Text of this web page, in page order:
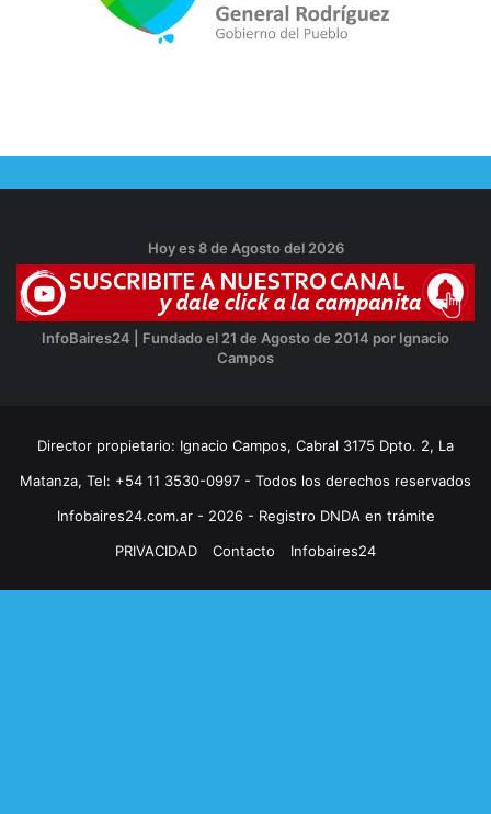
Hoy es 8 de Agosto del 2026
InfoBaires24 | Fundado el 21 de Agosto de 2014 por Ignacio
Campos
Director propietario: Ignacio Campos, Cabral 3175 Dpto. 2, La
Matanza, Tel: +54 11 3530-0997 - Todos los derechos reservados
Infobaires24.com.ar - 2026 - Registro DNDA en trámite
PRIVACIDAD
Contacto Infobaires24